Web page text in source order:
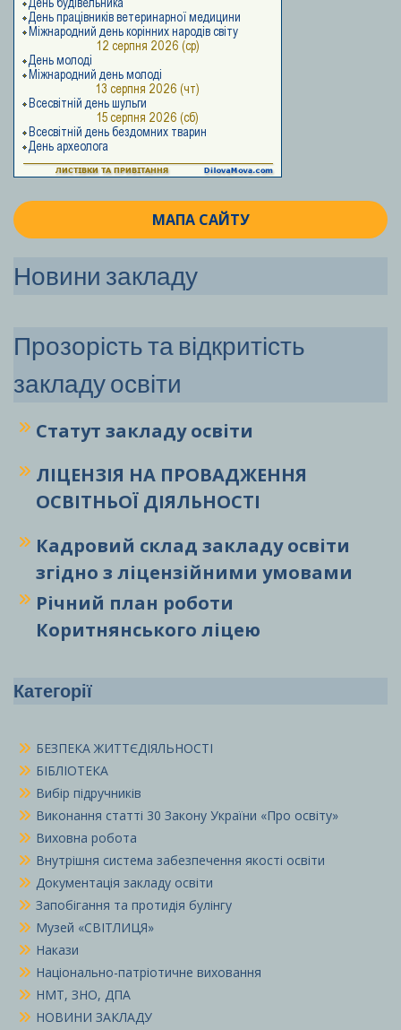
МАПА САЙТУ
Новини закладу
Прозорість та відкритість
закладу освіти
Статут закладу освіти
ЛІЦЕНЗІЯ НА ПРОВАДЖЕННЯ
ОСВІТНЬОЇ ДІЯЛЬНОСТІ
Кадровий склад закладу освіти
згідно з ліцензійними умовами
Річний план роботи
Коритнянського ліцею
Категорії
БЕЗПЕКА ЖИТТЄДІЯЛЬНОСТІ
БІБЛІОТЕКА
Вибір підручників
Виконання статті 30 Закону України «Про освіту»
Виховна робота
Внутрішня система забезпечення якості освіти
Документація закладу освіти
Запобігання та протидія булінгу
Музей «СВІТЛИЦЯ»
Накази
Національно-патріотичне виховання
НМТ, ЗНО, ДПА
НОВИНИ ЗАКЛАДУ